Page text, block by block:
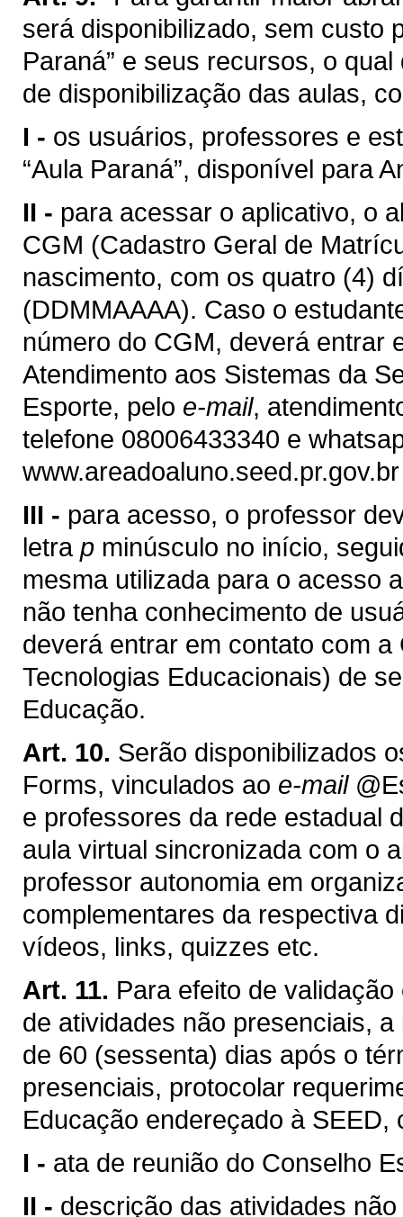
será disponibilizado, sem custo
Paraná” e seus recursos, o
de disponibilização das aulas,
I - os usuários, professores e
“Aula Paraná”, disponível para
II - para acessar o aplicativo, o
CGM (Cadastro Geral de
nascimento, com os quatro (4)
(DDMMAAAA). Caso o
número do CGM, deverá entrar
Atendimento aos Sistemas da
Esporte, pelo e-mail,
telefone 08006433340 e
III - para acesso, o professor
letra p minúsculo no início,
mesma utilizada para o acesso
não tenha conhecimento de
deverá entrar em contato com
Tecnologias Educacionais) de
Educação.
Art. 10. Serão disponibilizados
Forms, vinculados ao e-mail
e professores da rede estadual
aula virtual sincronizada com o
professor autonomia em
complementares da respectiva
vídeos, links, quizzes etc.
Art. 11. Para efeito de
de atividades não presenciais,
de 60 (sessenta) dias após o
presenciais, protocolar
Educação endereçado à SEED,
I - ata de reunião do Conselho
II - descrição das atividades